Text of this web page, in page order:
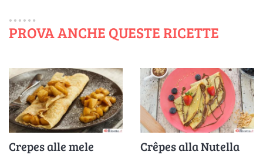
PROVA ANCHE QUESTE RICETTE
Crepes alle mele Crêpes alla Nutella